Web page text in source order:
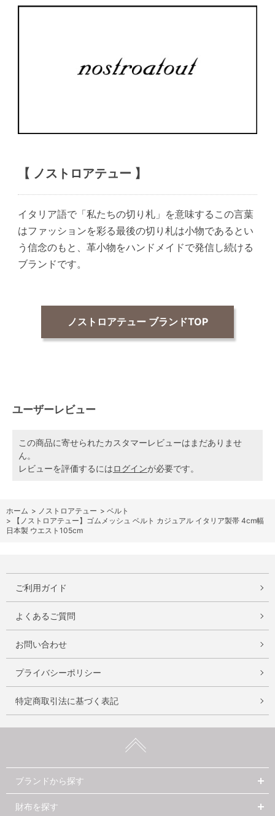
【 ノストロアテュー 】
イタリア語で「私たちの切り札」を意味するこの言葉
はファッションを彩る最後の切り札は小物であるとい
う信念のもと、革小物をハンドメイドで発信し続ける
ブランドです。
ノストロアテュー ブランドTOP
ユーザーレビュー
この商品に寄せられたカスタマーレビューはまだありませ
ん。
レビューを評価するにはログインが必要です。
ホーム > ノストロアテュー > ベルト
>
【ノストロアテュー】ゴムメッシュ ベルト カジュアル イタリア製帯 4cm幅
日本製 ウエスト105cm
ご利用ガイド
よくあるご質問
お問い合わせ
プライバシーポリシー
特定商取引法に基づく表記
ブランドから探す
財布を探す